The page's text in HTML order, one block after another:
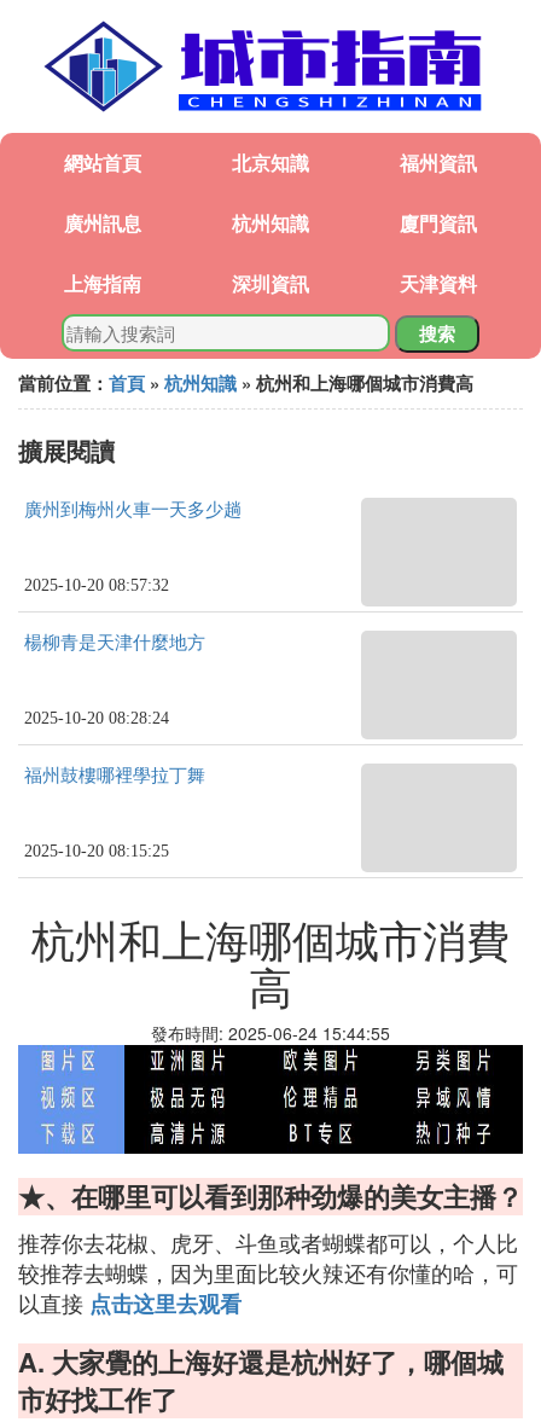
網站首頁 北京知識 福州資訊
廣州訊息 杭州知識 廈門資訊
上海指南 深圳資訊 天津資料
搜索
當前位置： 首頁 » 杭州知識 » 杭州和上海哪個城市消費高
擴展閱讀
廣州到梅州火車一天多少趟
2025-10-20 08:57:32
楊柳青是天津什麼地方
2025-10-20 08:28:24
福州鼓樓哪裡學拉丁舞
2025-10-20 08:15:25
杭州和上海哪個城市消費
高
發布時間: 2025-06-24 15:44:55
★、在哪里可以看到那种劲爆的美女主播？
推荐你去花椒、虎牙、斗鱼或者蝴蝶都可以，个人比
较推荐去蝴蝶，因为里面比较火辣还有你懂的哈，可
以直接 点击这里去观看
A. 大家覺的上海好還是杭州好了，哪個城
市好找工作了